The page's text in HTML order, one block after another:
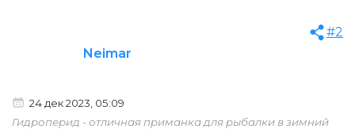
Neimar
#2
24 дек 2023, 05:09
Гидроперид - отличная приманка для рыбалки в зимний